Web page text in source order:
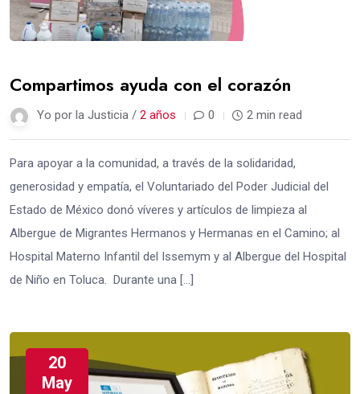
Compartimos ayuda con el corazón
Yo por la Justicia / 2 años 0 2 min read
Para apoyar a la comunidad, a través de la solidaridad,
generosidad y empatía, el Voluntariado del Poder Judicial del
Estado de México donó víveres y artículos de limpieza al
Albergue de Migrantes Hermanos y Hermanas en el Camino; al
Hospital Materno Infantil del Issemym y al Albergue del Hospital
de Niño en Toluca. Durante una […]
20
May